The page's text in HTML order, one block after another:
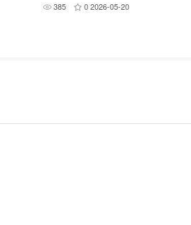
385 0 2026-05-20